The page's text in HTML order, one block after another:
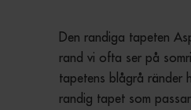
Den randiga tapeten
rand vi ofta ser på
tapetens blågrå ränder
randig tapet som